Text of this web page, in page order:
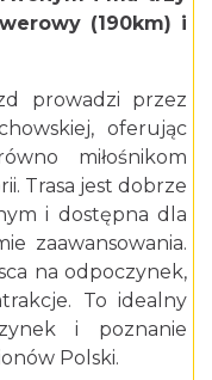
(190km) i
prowadzi przez
oferując
miłośnikom
Trasa jest dobrze
i dostępna dla
zaawansowania.
na odpoczynek,
To idealny
i poznanie
Polski.